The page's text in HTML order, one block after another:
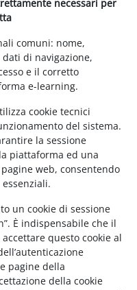
necessari per
comuni: nome,
di navigazione,
e il corretto
e-learning.
cookie tecnici
del sistema.
la sessione
piattaforma ed una
web, consentendo
un cookie di sessione
È indispensabile che il
questo cookie al
pagine della
della cookie